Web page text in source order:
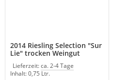
2014 Riesling Selection "Sur
Lie" trocken Weingut
Lieferzeit:ca. 2-4 Tage
Inhalt: 0,75 Ltr.